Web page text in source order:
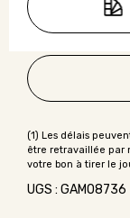
UGS : GAMO8736